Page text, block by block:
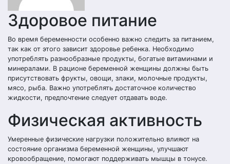
Здоровое питание
Во время беременности особенно важно следить за питанием,
так как от этого зависит здоровье ребенка. Необходимо
употреблять разнообразные продукты, богатые витаминами и
минералами. В рационе беременной женщины должны быть
присутствовать фрукты, овощи, злаки, молочные продукты,
мясо, рыба. Важно употреблять достаточное количество
жидкости, предпочтение следует отдавать воде.
Физическая активность
Умеренные физические нагрузки положительно влияют на
состояние организма беременной женщины, улучшают
кровообращение, помогают поддерживать мышцы в тонусе.